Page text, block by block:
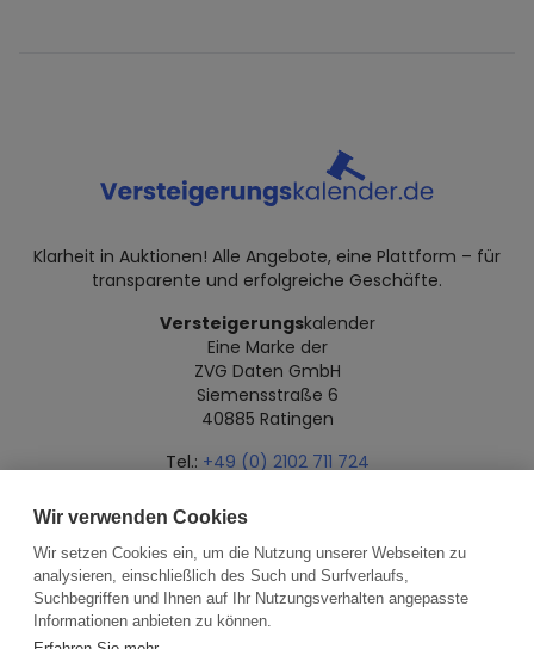
Klarheit in Auktionen! Alle Angebote, eine Plattform – für
transparente und erfolgreiche Geschäfte.
Versteigerungskalender
Eine Marke der
ZVG Daten GmbH
Siemensstraße 6
40885 Ratingen
Tel.: +49 (0) 2102 711 724
Datenschutz Impressum Über uns
Wir verwenden Cookies
Wir setzen Cookies ein, um die Nutzung unserer Webseiten zu
analysieren, einschließlich des Such und Surfverlaufs,
Suchbegriffen und Ihnen auf Ihr Nutzungsverhalten angepasste
Informationen anbieten zu können.